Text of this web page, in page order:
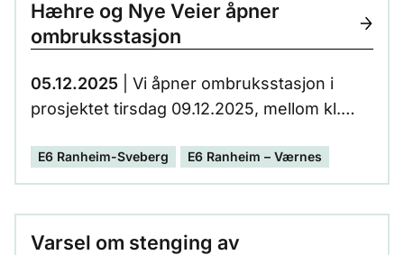
Hæhre og Nye Veier åpner
ombruksstasjon
05.12.2025 | Vi åpner ombruksstasjon i
prosjektet tirsdag 09.12.2025, mellom kl.
brukt materiell som kan hentes
kostnadsfritt.
E6 Ranheim-Sveberg E6 Ranheim – Værnes
Varsel om stenging av